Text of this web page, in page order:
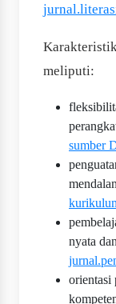
meliputi:
sumber
nyata
orientasi